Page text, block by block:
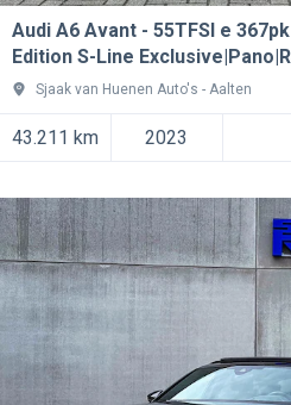
Audi A6 Avant
55TFSI e
Edition S-Line
Sjaak van Huenen Auto's Aalten
43.211 km 2023